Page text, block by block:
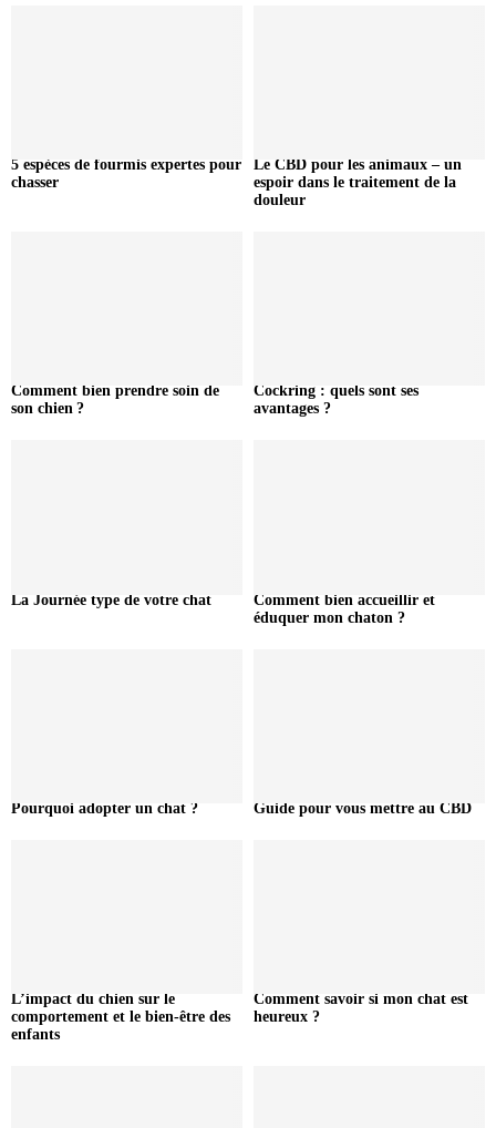
5 espèces de fourmis expertes pour
chasser
Le CBD pour les animaux – un
espoir dans le traitement de la
douleur
Comment bien prendre soin de
son chien ?
Cockring : quels sont ses
avantages ?
La Journée type de votre chat
Comment bien accueillir et
éduquer mon chaton ?
Pourquoi adopter un chat ? Guide pour vous mettre au CBD
L’impact du chien sur le
comportement et le bien-être des
enfants
Comment savoir si mon chat est
heureux ?